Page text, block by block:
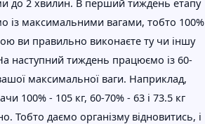
до 2 хвилин. В перший тиждень етапу
із максимальними вагами, тобто 100%
ви правильно виконаєте ту чи іншу
наступний тиждень працюємо із 60-
максимальної ваги. Наприклад,
100% - 105 кг, 60-70% - 63 і 73.5 кг
Тобто даємо організму відновитись, і